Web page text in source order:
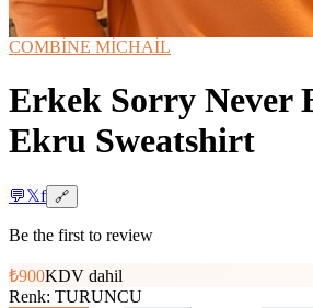
📦 Kargo Bedava
⚡ Hızlı Teslimat
COMBİNE MİCHAİL
Erkek Sorry Never
Ekru Sweatshirt
💬𝕏f 🔗
Be the first to review
₺900KDV dahil
Renk: TURUNCU